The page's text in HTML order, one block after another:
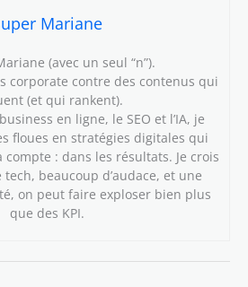
Mariane
(avec un seul “n”).
corporate contre des contenus qui
(et qui rankent).
en ligne, le SEO et l’IA, je
floues en stratégies digitales qui
: dans les résultats. Je crois
tech, beaucoup d’audace, et une
on peut faire exploser bien plus
que des KPI.